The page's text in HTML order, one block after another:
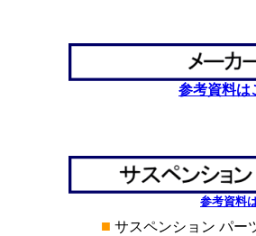
参考資料は
参考資料
■ サスペンション パー